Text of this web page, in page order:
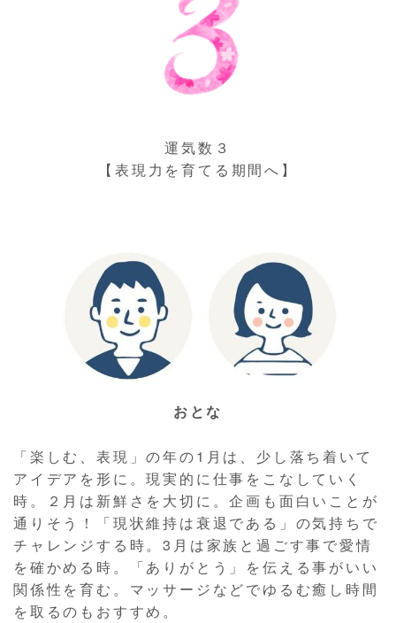
運気数３
【表現力を育てる期間へ】
おとな
「楽しむ、表現」の年の1月は、少し落ち着いて
アイデアを形に。現実的に仕事をこなしていく
時。２月は新鮮さを大切に。企画も面白いことが
通りそう！「現状維持は衰退である」の気持ちで
チャレンジする時。3月は家族と過ごす事で愛情
を確かめる時。「ありがとう」を伝える事がいい
関係性を育む。マッサージなどでゆるむ癒し時間
を取るのもおすすめ。